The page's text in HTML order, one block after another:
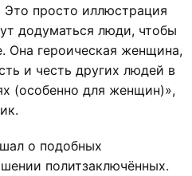
Это просто иллюстрация
додуматься люди, чтобы
Она героическая женщина,
и честь других людей в
(особенно для женщин)»,
о подобных
политзаключённых.